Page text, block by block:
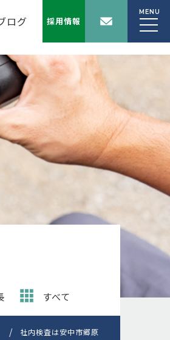
ログ 採用情報
MENU
すべて
社内検査は安中市郷原